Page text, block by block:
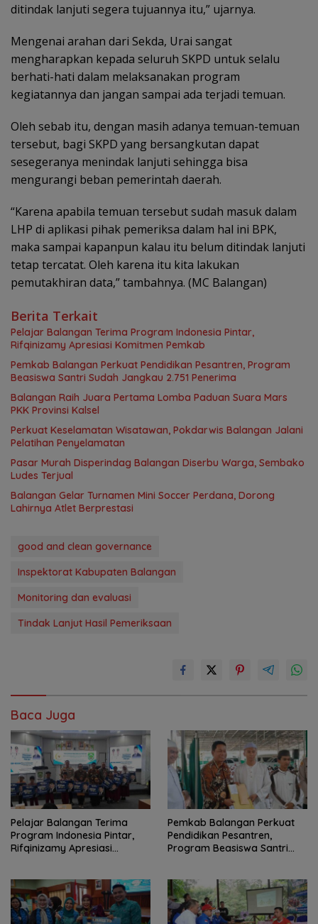
ditindak lanjuti segera tujuannya itu,” ujarnya.
Mengenai arahan dari Sekda, Urai sangat
mengharapkan kepada seluruh SKPD untuk selalu
berhati-hati dalam melaksanakan program
kegiatannya dan jangan sampai ada terjadi temuan.
Oleh sebab itu, dengan masih adanya temuan-temuan
tersebut, bagi SKPD yang bersangkutan dapat
sesegeranya menindak lanjuti sehingga bisa
mengurangi beban pemerintah daerah.
“Karena apabila temuan tersebut sudah masuk dalam
LHP di aplikasi pihak pemeriksa dalam hal ini BPK,
maka sampai kapanpun kalau itu belum ditindak lanjuti
tetap tercatat. Oleh karena itu kita lakukan
pemutakhiran data,” tambahnya. (MC Balangan)
Berita Terkait
Pelajar Balangan Terima Program Indonesia Pintar,
Rifqinizamy Apresiasi Komitmen Pemkab
Pemkab Balangan Perkuat Pendidikan Pesantren, Program
Beasiswa Santri Sudah Jangkau 2.751 Penerima
Balangan Raih Juara Pertama Lomba Paduan Suara Mars
PKK Provinsi Kalsel
Perkuat Keselamatan Wisatawan, Pokdarwis Balangan Jalani
Pelatihan Penyelamatan
Pasar Murah Disperindag Balangan Diserbu Warga, Sembako
Ludes Terjual
Balangan Gelar Turnamen Mini Soccer Perdana, Dorong
Lahirnya Atlet Berprestasi
good and clean governance
Inspektorat Kabupaten Balangan
Monitoring dan evaluasi
Tindak Lanjut Hasil Pemeriksaan
Baca Juga
Pelajar Balangan Terima
Program Indonesia Pintar,
Rifqinizamy Apresiasi
Pemkab Balangan Perkuat
Pendidikan Pesantren,
Program Beasiswa Santri